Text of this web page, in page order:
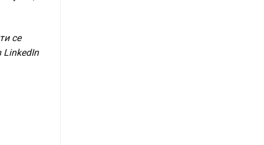
се
LinkedIn